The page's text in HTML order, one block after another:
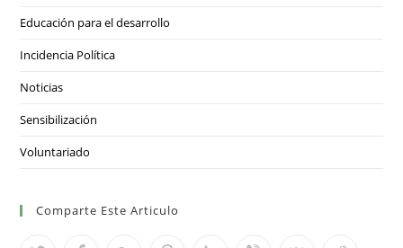
Educación para el desarrollo
Incidencia Política
Noticias
Sensibilización
Voluntariado
Comparte Este Articulo